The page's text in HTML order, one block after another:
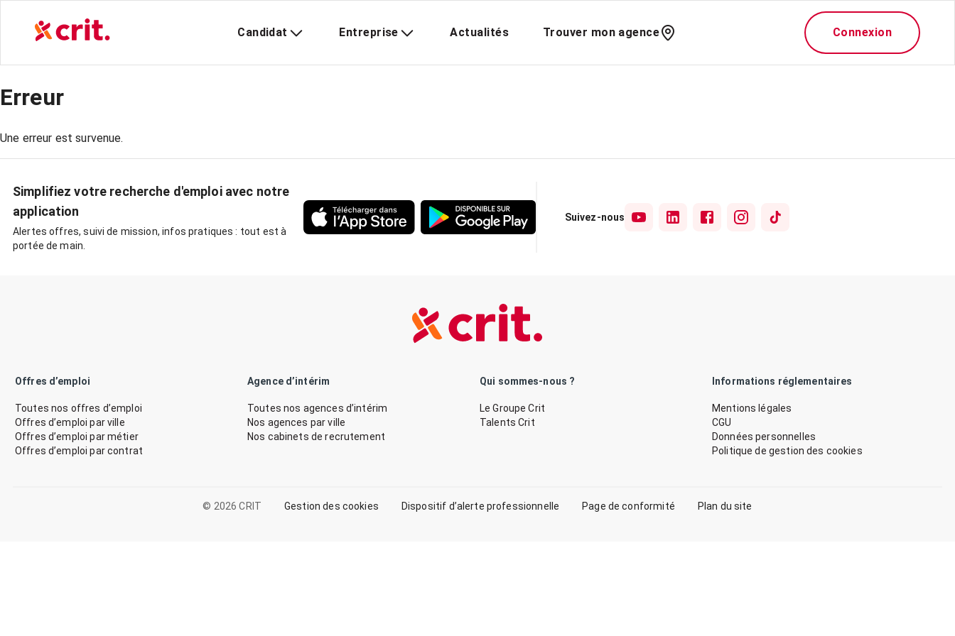
Candidat Entreprise Actualités Trouver mon agence Connexion
Erreur
Une erreur est survenue.
Simplifiez votre recherche d'emploi avec notre
application
Alertes offres, suivi de mission, infos pratiques : tout est à
portée de main.
Suivez-nous
Offres d’emploi
Toutes nos offres d’emploi
Offres d’emploi par ville
Offres d’emploi par métier
Offres d’emploi par contrat
Agence d’intérim
Toutes nos agences d’intérim
Nos agences par ville
Nos cabinets de recrutement
Qui sommes-nous ?
Le Groupe Crit
Talents Crit
Informations réglementaires
Mentions légales
CGU
Données personnelles
Politique de gestion des cookies
© 2026 CRIT Gestion des cookies Dispositif d’alerte professionnelle Page de conformité Plan du site